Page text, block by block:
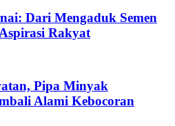
Dari Mengaduk Semen
Rakyat
Pipa Minyak
Alami Kebocoran